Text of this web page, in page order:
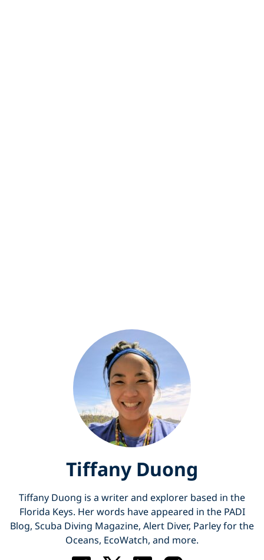
Tiffany Duong
Tiffany Duong is a writer and explorer based in the
Florida Keys. Her words have appeared in the PADI
Blog, Scuba Diving Magazine, Alert Diver, Parley for the
Oceans, EcoWatch, and more.